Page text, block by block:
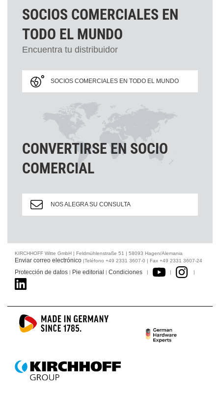
SOCIOS COMERCIALES EN
TODO EL MUNDO
Encuentra tu distribuidor
SOCIOS COMERCIALES EN TODO EL MUNDO
CONVERTIRSE EN SOCIO
COMERCIAL
NOS ALEGRA SU CONSULTA
KIRCHHOFF Witte GmbH | Feldmühlenstraße 51 | 58093 Hagen/Alemania
Enviar correo electrónico |Teléfono +49 2331 3607-0 | Fax +49 2331 3607-24
Protección de datos Pie editorial Condiciones